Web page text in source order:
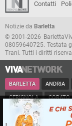
Contatti
Notizie da Barletta
© 2001-2026
08059640725. Testata
Trani. Tutti i diritti
BARLETTA ANDRIA
CERIGNOLA CORATO
MINERVINO
SAN FERDINANDO